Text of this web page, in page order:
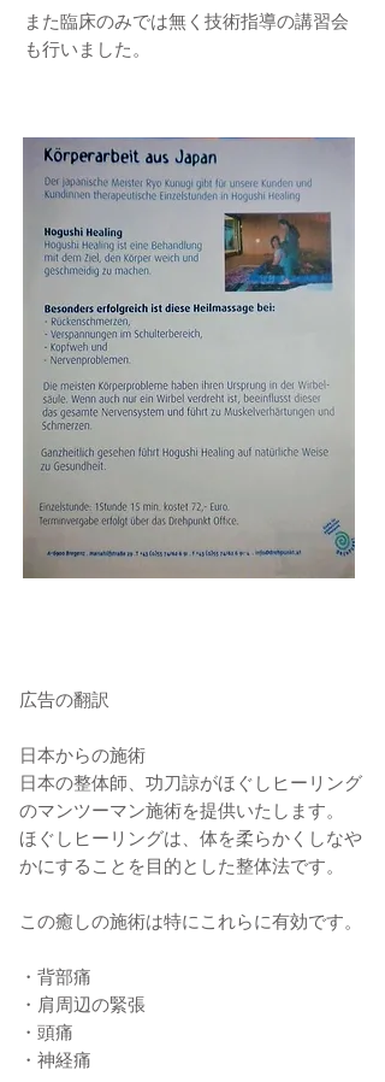
また臨床のみでは無く技術指導の講習会
も行いました。
広告の翻訳
日本からの施術
​日本の整体師、功刀諒がほぐしヒーリング
のマンツーマン施術を提供いたします。
ほぐしヒーリングは、体を柔らかくしなや
かにすることを目的とした整体法です。
この癒しの施術は特にこれらに有効です。
・背部痛
・肩周辺の緊張
・頭痛
・神経痛